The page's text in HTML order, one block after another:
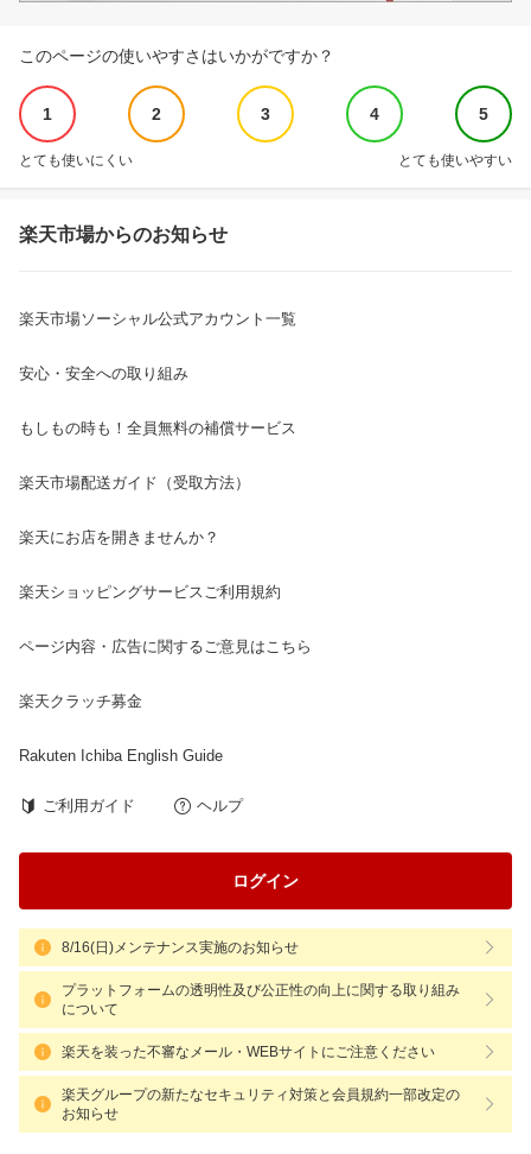
このページの使いやすさはいかがですか？
1 2 3 4 5
とても使いにくい とても使いやすい
楽天市場からのお知らせ
楽天市場ソーシャル公式アカウント一覧
安心・安全への取り組み
もしもの時も！全員無料の補償サービス
楽天市場配送ガイド（受取方法）
楽天にお店を開きませんか？
楽天ショッピングサービスご利用規約
ページ内容・広告に関するご意見はこちら
楽天クラッチ募金
Rakuten Ichiba English Guide
ご利用ガイド ヘルプ
ログイン
8/16(日)メンテナンス実施のお知らせ
プラットフォームの透明性及び公正性の向上に関する取り組み
について
楽天を装った不審なメール・WEBサイトにご注意ください
楽天グループの新たなセキュリティ対策と会員規約一部改定の
お知らせ